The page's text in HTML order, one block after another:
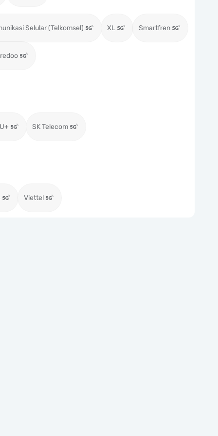
Selular (Telkomsel) XL Smartfren
SK Telecom
Viettel